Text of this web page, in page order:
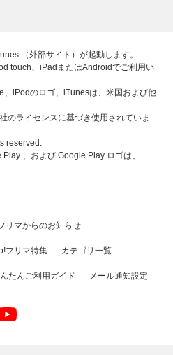
（外部サイト）が起動します。
touch、iPadまたはAndroidでご利用い
、iPodのロゴ、iTunesは、米国および他
のライセンスに基づき使用されていま
reserved.
、および Google Play ロゴは、
リマからのお知らせ
フリマ特集 カテゴリ一覧
たんご利用ガイド メール通知設定